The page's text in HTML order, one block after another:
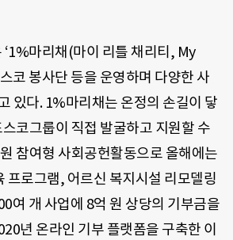
마리채(마이 리틀 채리티, My
코 봉사단 등을 운영하며 다양한 사
있다. 1%마리채는 온정의 손길이 닿
코그룹이 직접 발굴하고 지원할 수
참여형 사회공헌활동으로 올해에는
프로그램, 어르신 복지시설 리모델링
여 개 사업에 8억 원 상당의 기부금을
년 온라인 기부 플랫폼을 구축한 이